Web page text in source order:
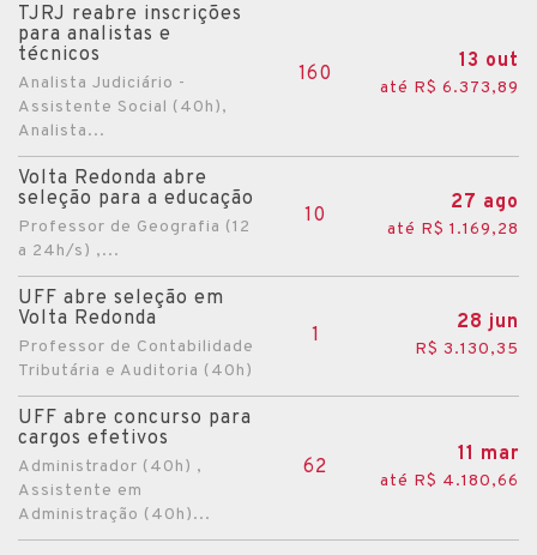
TJRJ reabre inscrições
para analistas e
técnicos
Analista Judiciário -
Assistente Social (40h),
Analista...
160
13 out
até R$ 6.373,89
Volta Redonda abre
seleção para a educação
Professor de Geografia (12
a 24h/s) ,...
10
27 ago
até R$ 1.169,28
UFF abre seleção em
Volta Redonda
Professor de Contabilidade
Tributária e Auditoria (40h)
1
28 jun
R$ 3.130,35
UFF abre concurso para
cargos efetivos
Administrador (40h) ,
Assistente em
Administração (40h)...
62
11 mar
até R$ 4.180,66